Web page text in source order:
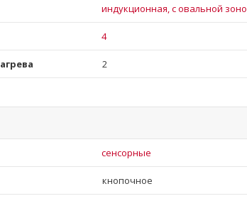
индукционная, с овальной
4
2
сенсорные
кнопочное